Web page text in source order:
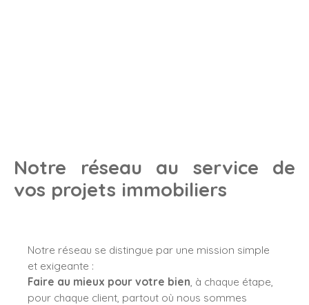
Notre réseau au service de
vos projets immobiliers
Notre réseau se distingue par une mission simple
et exigeante :
Faire au mieux pour votre bien, à chaque étape,
pour chaque client, partout où nous sommes